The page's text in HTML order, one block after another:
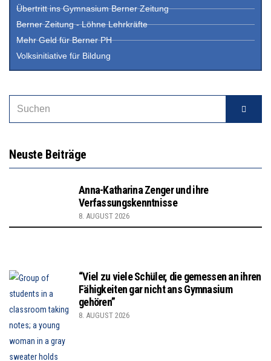
Übertritt ins Gymnasium Berner Zeitung
Berner Zeitung - Löhne Lehrkräfte
Mehr Geld für Berner PH
Volksinitiative für Bildung
Neuste Beiträge
Anna-Katharina Zenger und ihre
Verfassungskenntnisse
8. AUGUST 2026
“Viel zu viele Schüler, die gemessen an ihren
Fähigkeiten gar nicht ans Gymnasium
gehören”
8. AUGUST 2026